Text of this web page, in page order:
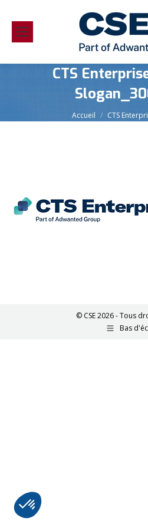
CTS
Vous êtes ici :
Accueil CTS
© CSE 2026 - Tous
Bas